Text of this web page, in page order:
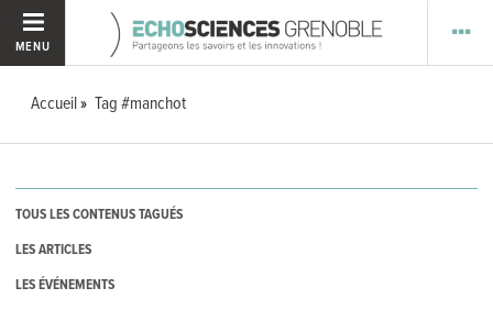
MENU
Accueil Tag #manchot
TOUS LES CONTENUS TAGUÉS
LES ARTICLES
LES ÉVÉNEMENTS